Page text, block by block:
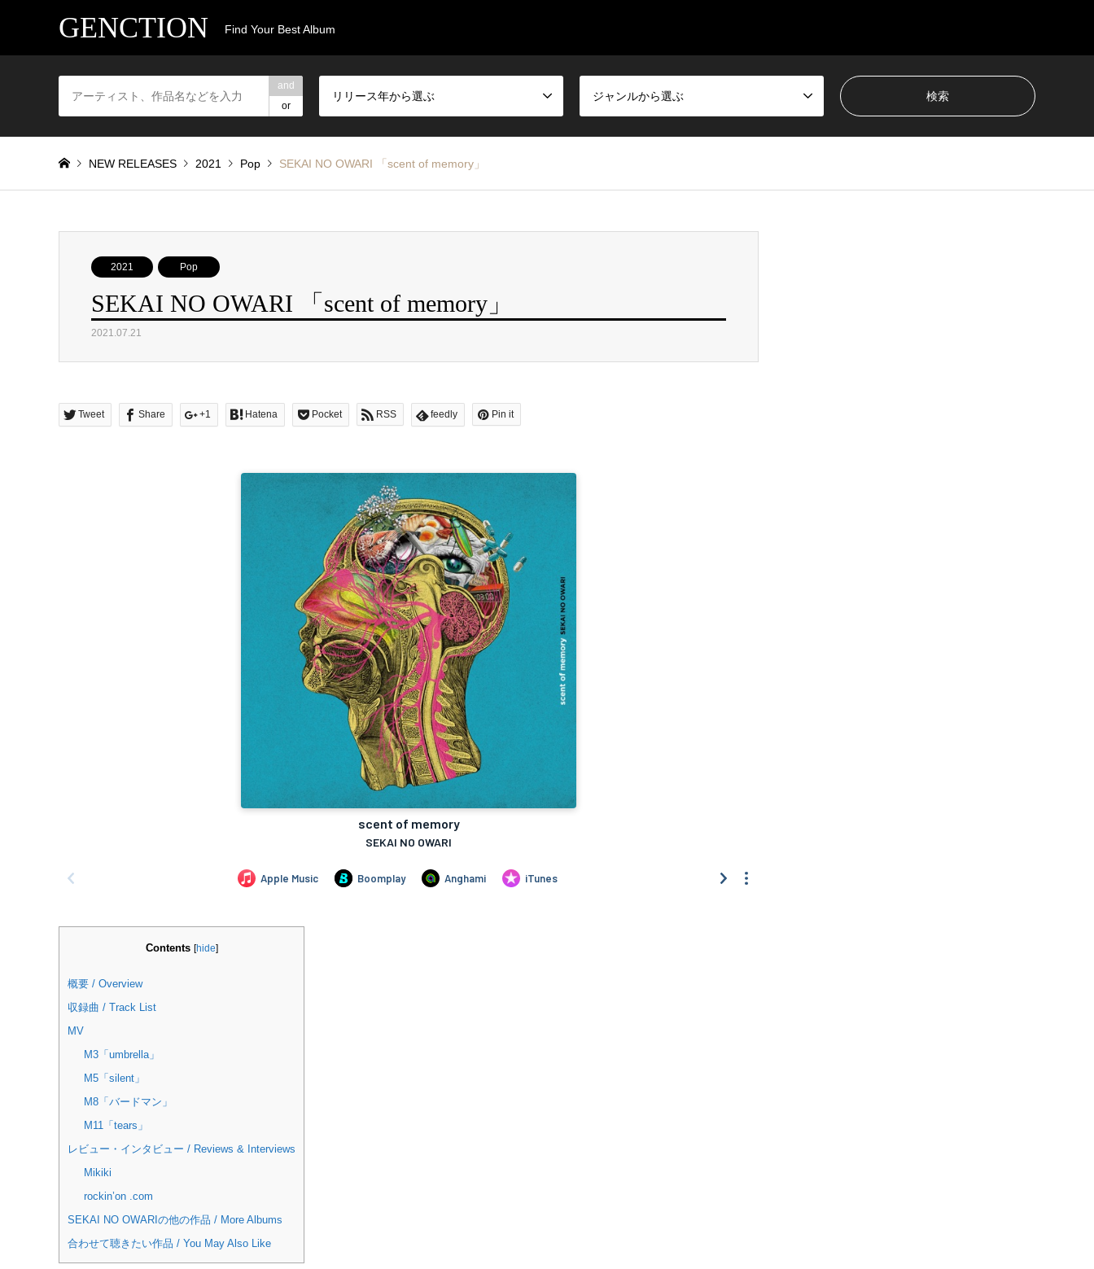
GENCTION Find Your Best Album
and
or
リリース年から選ぶ ジャンルから選ぶ
NEW RELEASES 2021 Pop SEKAI NO OWARI 「scent of memory」
2021 Pop
SEKAI NO OWARI 「scent of memory」
2021.07.21
Tweet Share +1 Hatena Pocket RSS feedly Pin it
Contents [hide]
概要 / Overview
収録曲 / Track List
MV
M3「umbrella」
M5「silent」
M8「バードマン」
M11「tears」
レビュー・インタビュー / Reviews & Interviews
Mikiki
rockin’on .com
SEKAI NO OWARIの他の作品 / More Albums
合わせて聴きたい作品 / You May Also Like